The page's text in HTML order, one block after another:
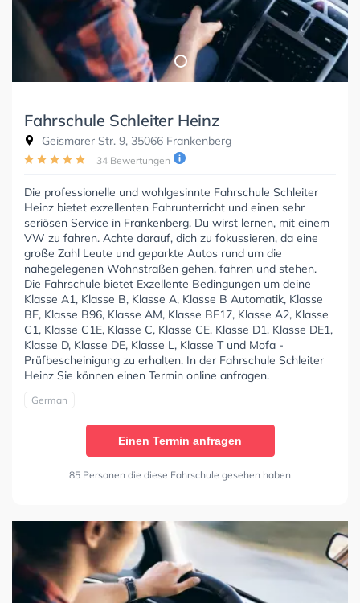
Fahrschule Schleiter Heinz
Geismarer Str. 9, 35066 Frankenberg
34 Bewertungen
Die professionelle und wohlgesinnte Fahrschule Schleiter
Heinz bietet exzellenten Fahrunterricht und einen sehr
seriösen Service in Frankenberg. Du wirst lernen, mit einem
VW zu fahren. Achte darauf, dich zu fokussieren, da eine
große Zahl Leute und geparkte Autos rund um die
nahegelegenen Wohnstraßen gehen, fahren und stehen.
Die Fahrschule bietet Exzellente Bedingungen um deine
Klasse A1, Klasse B, Klasse A, Klasse B Automatik, Klasse
BE, Klasse B96, Klasse AM, Klasse BF17, Klasse A2, Klasse
C1, Klasse C1E, Klasse C, Klasse CE, Klasse D1, Klasse DE1,
Klasse D, Klasse DE, Klasse L, Klasse T und Mofa -
Prüfbescheinigung zu erhalten. In der Fahrschule Schleiter
Heinz Sie können einen Termin online anfragen.
German
Einen Termin anfragen
85 Personen die diese Fahrschule gesehen haben